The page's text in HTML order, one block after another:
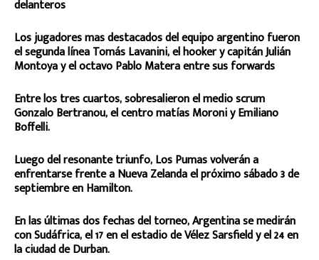
delanteros
Los jugadores mas destacados del equipo argentino fueron
el segunda línea Tomás Lavanini, el hooker y capitán Julián
Montoya y el octavo Pablo Matera entre sus forwards
Entre los tres cuartos, sobresalieron el medio scrum
Gonzalo Bertranou, el centro matías Moroni y Emiliano
Boffelli.
Luego del resonante triunfo, Los Pumas volverán a
enfrentarse frente a Nueva Zelanda el próximo sábado 3 de
septiembre en Hamilton.
En las últimas dos fechas del torneo, Argentina se medirán
con Sudáfrica, el 17 en el estadio de Vélez Sarsfield y el 24 en
la ciudad de Durban.